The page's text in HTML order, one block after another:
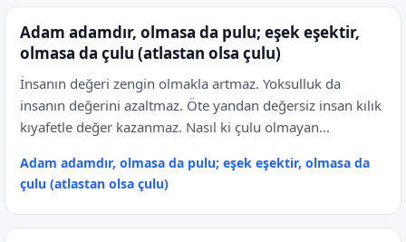
Adam adamdır, olmasa da pulu; eşek eşektir,
olmasa da çulu (atlastan olsa çulu)
İnsanın değeri zengin olmakla artmaz. Yoksulluk da
insanın değerini azaltmaz. Öte yandan değersiz insan kılık
kıyafetle değer kazanmaz. Nasıl ki çulu olmayan...
Adam adamdır, olmasa da pulu; eşek eşektir, olmasa da
çulu (atlastan olsa çulu)